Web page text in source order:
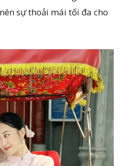
sự thoải mái tối đa cho